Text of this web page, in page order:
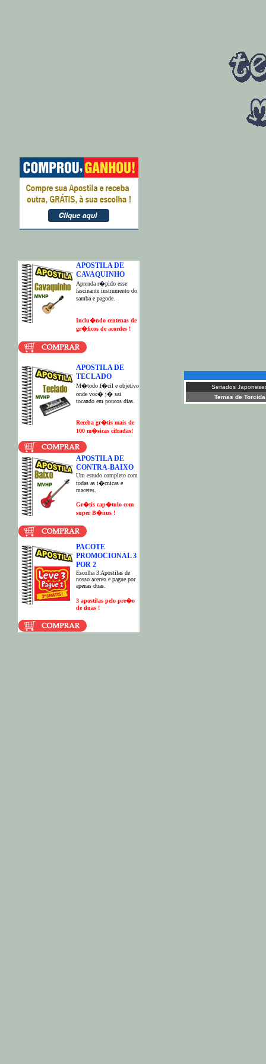
APOSTILA DE
CAVAQUINHO
Aprenda r�pido esse
fascinante instrumento do
samba e pagode.
Inclu�ndo centenas de
gr�ficos de acordes !
APOSTILA DE
TECLADO
M�todo f�cil e objetivo
onde voc� j� sai
tocando em poucos dias.
Receba gr�tis mais de
100 m�sicas cifradas!
APOSTILA DE
CONTRA-BAIXO
Um estudo completo com
todas as t�cnicas e
macetes.
Gr�tis cap�tulo com
super B�nus !
PACOTE
PROMOCIONAL 3
POR 2
Escolha 3 Apostilas de
nosso acervo e pague por
apenas duas.
3 apostilas pelo pre�o
de duas !
Seriados
Temas de Torcida